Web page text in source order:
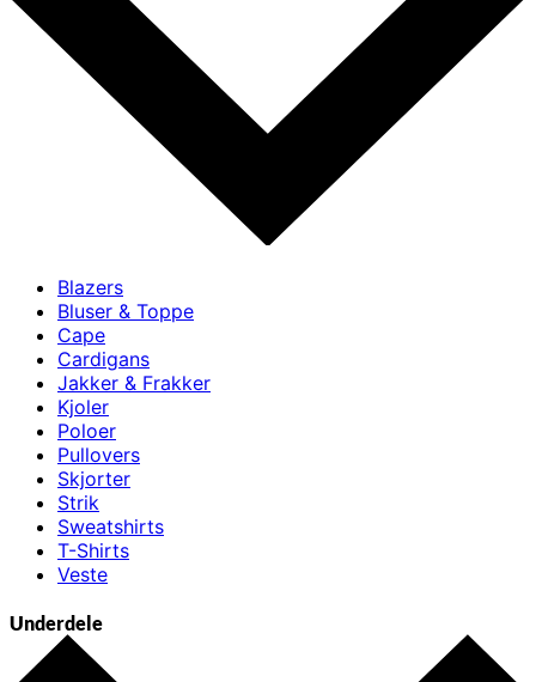
Blazers
Bluser & Toppe
Cape
Cardigans
Jakker & Frakker
Kjoler
Poloer
Pullovers
Skjorter
Strik
Sweatshirts
T-Shirts
Veste
Underdele